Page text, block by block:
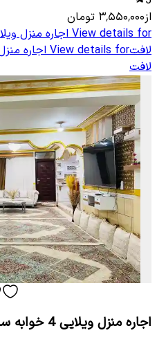
از۳٬۵۵۰٬۰۰۰ تومان
View details for
لافتView details for
لافت
اجاره منزل ویلایی 4 خوابه ساحلی در بندر لافت